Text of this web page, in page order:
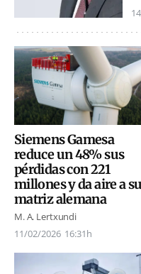
Siemens Gamesa
reduce un 48% sus
pérdidas con 221
millones y da aire a su
matriz alemana
M. A. Lertxundi
11/02/2026 16:31h